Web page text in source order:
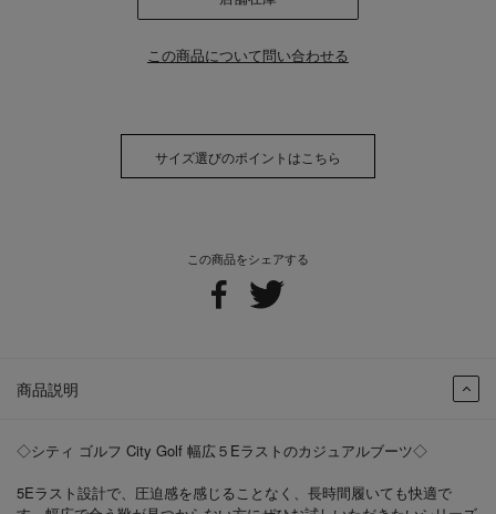
この商品をシェアする
商品説明
◇シティ ゴルフ City Golf 幅広５Eラストのカジュアルブーツ◇
5Eラスト設計で、圧迫感を感じることなく、長時間履いても快適で
この商品について問い合わせる
サイズ選びのポイントはこちら